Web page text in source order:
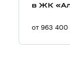
в ЖК
от 963 400